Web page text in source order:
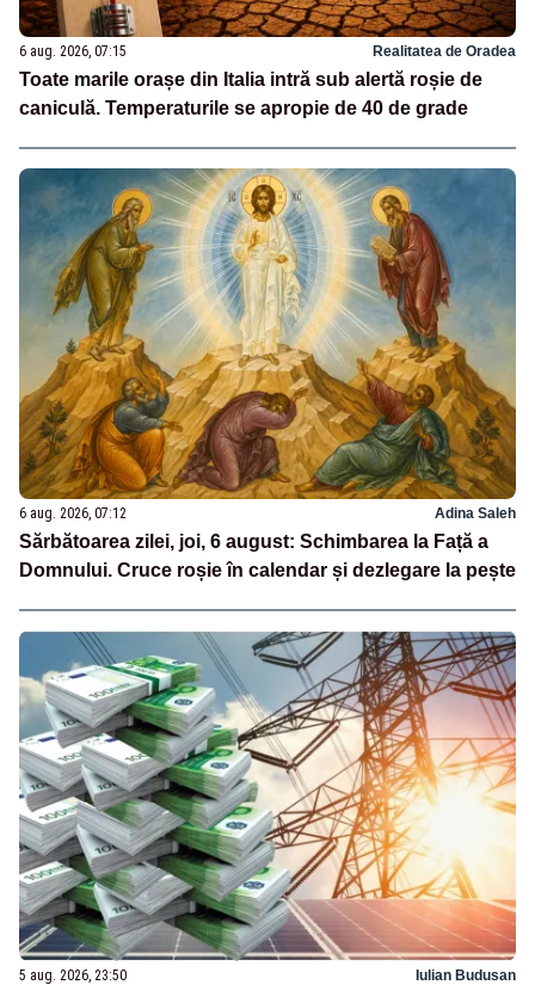
6 aug. 2026, 07:15 Realitatea de Oradea
Toate marile orașe din Italia intră sub alertă roșie de
caniculă. Temperaturile se apropie de 40 de grade
6 aug. 2026, 07:12 Adina Saleh
Sărbătoarea zilei, joi, 6 august: Schimbarea la Față a
Domnului. Cruce roșie în calendar și dezlegare la pește
5 aug. 2026, 23:50 Iulian Budusan